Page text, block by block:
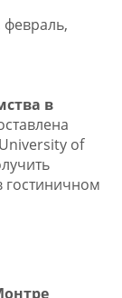
февраль,
в
of
гостиничном